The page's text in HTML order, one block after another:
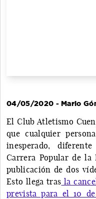
04/05/2020 - Mario
El Club Atletismo
que cualquier
inesperado,
Carrera Popular de la
publicación de dos
Esto llega tras la
prevista para el 10